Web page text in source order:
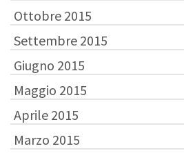
Ottobre 2015
Settembre 2015
Giugno 2015
Maggio 2015
Aprile 2015
Marzo 2015